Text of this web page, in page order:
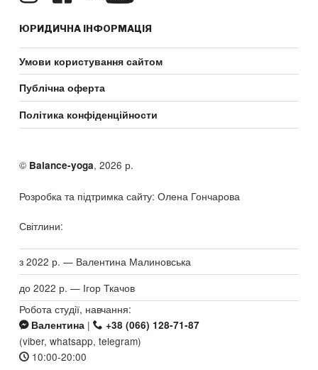
ЮРИДИЧНА ІНФОРМАЦІЯ
Умови користування сайтом
Публічна оферта
Політика конфіденційности
© Balance-yoga, 2026 р.
Розробка та підтримка сайту: Олена Гончарова
Світлини:
з 2022 р. — Валентина Малиновська
до 2022 р. — Ігор Ткачов
Робота студії, навчання:
Валентина | +38 (066) 128-71-87
(viber, whatsapp, telegram)
10:00-20:00